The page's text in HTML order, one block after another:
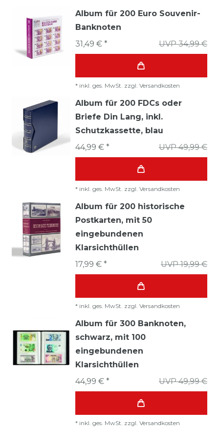
Album für 200 Euro Souvenir-
Banknoten
UVP 34,99 €
31,49 € *
* inkl. ges. MwSt. zzgl. Versandkosten
Album für 200 FDCs oder
Briefe Din Lang, inkl.
Schutzkassette, blau
UVP 49,99 €
44,99 € *
* inkl. ges. MwSt. zzgl. Versandkosten
Album für 200 historische
Postkarten, mit 50
eingebundenen
Klarsichthüllen
UVP 19,99 €
17,99 € *
* inkl. ges. MwSt. zzgl. Versandkosten
Album für 300 Banknoten,
schwarz, mit 100
eingebundenen
Klarsichthüllen
UVP 49,99 €
44,99 € *
* inkl. ges. MwSt. zzgl. Versandkosten